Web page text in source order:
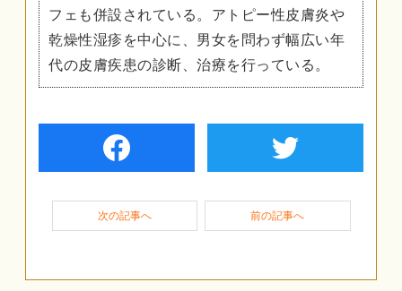
フェも併設されている。アトピー性皮膚炎や
乾燥性湿疹を中心に、男女を問わず幅広い年
代の皮膚疾患の診断、治療を行っている。
facebook twiter
次の記事へ 前の記事へ